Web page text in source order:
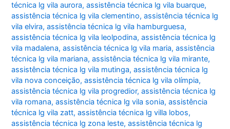
técnica lg vila aurora,assistência técnica lg vila buarque,
assistência técnica lg vila clementino,assistência técnica lg
vila elvira,assistência técnica lg vila hamburguesa,
assistência técnica lg vila leolpodina,assistência técnica lg
vila madalena,assistência técnica lg vila maria,assistência
técnica lg vila mariana,assistência técnica lg vila mirante,
assistência técnica lg vila mutinga,assistência técnica lg
vila nova conceição,assistência técnica lg vila olímpia,
assistência técnica lg vila progredior,assistência técnica lg
vila romana,assistência técnica lg vila sonia,assistência
técnica lg vila zatt,assistência técnica lg villa lobos,
assistência técnica lg zona leste,assistência técnica lg